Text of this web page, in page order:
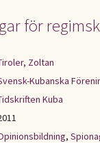
för
Zoltan
Kubanska
Kuba
,